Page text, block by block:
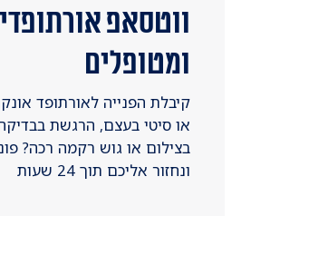
ווטסאפ
ומטופלים
קיבלת הפנייה לאורתופד
או סיטי בעצם, הרגשת
ונחזור אליכם תוך 24 שעות